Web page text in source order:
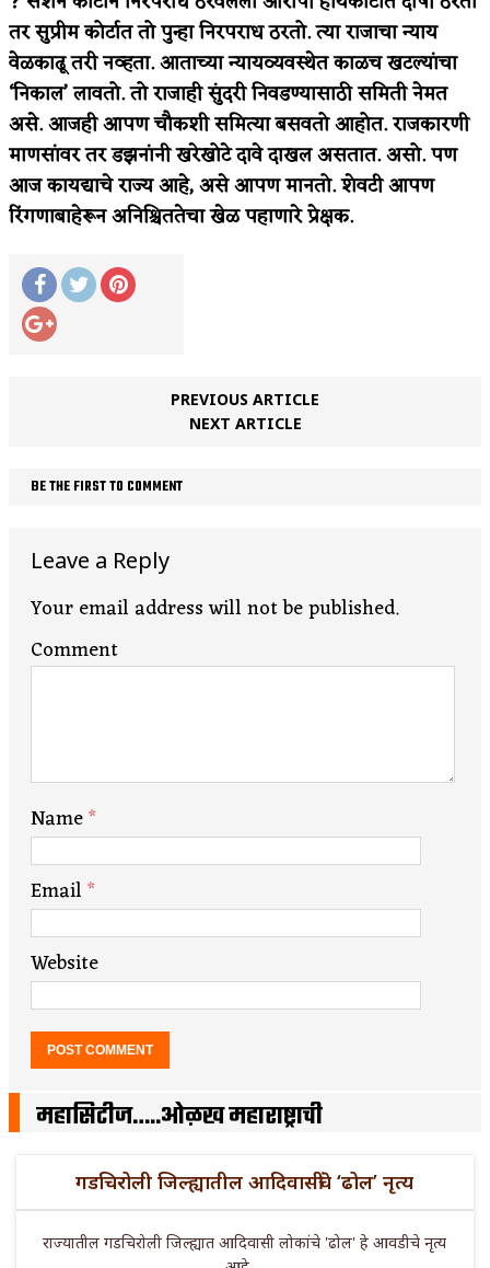
तर सुप्रीम कोर्टात तो पुन्हा निरपराध ठरतो. त्या राजाचा न्याय
वेळकाढू तरी नव्हता. आताच्या न्यायव्यवस्थेत काळच खटल्यांचा
‘निकाल’ लावतो. तो राजाही सुंदरी निवडण्यासाठी समिती नेमत
असे. आजही आपण चौकशी समित्या बसवतो आहोत. राजकारणी
माणसांवर तर डझनांनी खरेखोटे दावे दाखल असतात. असो. पण
आज कायद्याचे राज्य आहे, असे आपण मानतो. शेवटी आपण
रिंगणाबाहेरून अनिश्चिततेचा खेळ पहाणारे प्रेक्षक.
PREVIOUS ARTICLE
NEXT ARTICLE
BE THE FIRST TO COMMENT
Leave a Reply
Your email address will not be published.
Comment
Name*
Email*
Website
महासिटीज…..ओळख महाराष्ट्राची
गडचिरोली जिल्ह्यातील आदिवासींचे ‘ढोल’ नृत्य
राज्यातील गडचिरोली जिल्ह्यात आदिवासी लोकांचे 'ढोल' हे आवडीचे नृत्य